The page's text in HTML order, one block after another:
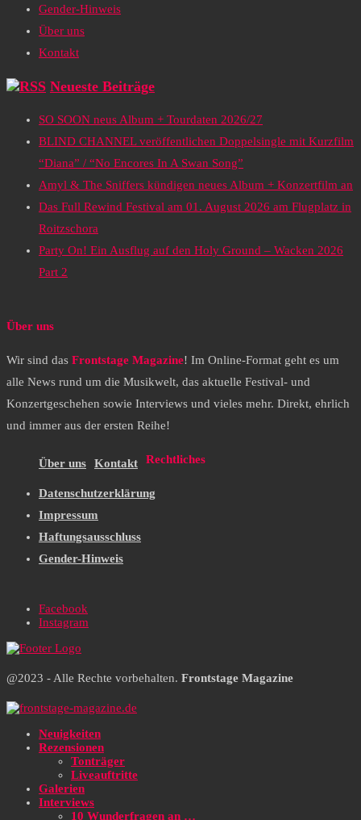
Gender-Hinweis
Über uns
Kontakt
Neueste Beiträge
SO SOON neus Album + Tourdaten 2026/27
BLIND CHANNEL veröffentlichen Doppelsingle mit Kurzfilm
“Diana” / “No Encores In A Swan Song”
Amyl & The Sniffers kündigen neues Album + Konzertfilm an
Das Full Rewind Festival am 01. August 2026 am Flugplatz in
Roitzschora
Party On! Ein Ausflug auf den Holy Ground – Wacken 2026
Part 2
Über uns
Wir sind das Frontstage Magazine! Im Online-Format geht es um
alle News rund um die Musikwelt, das aktuelle Festival- und
Konzertgeschehen sowie Interviews und vieles mehr. Direkt, ehrlich
und immer aus der ersten Reihe!
Über uns Kontakt Rechtliches
Datenschutzerklärung
Impressum
Haftungsausschluss
Gender-Hinweis
Facebook
Instagram
@2023 - Alle Rechte vorbehalten. Frontstage Magazine
Neuigkeiten
Rezensionen
Tonträger
Liveauftritte
Galerien
Interviews
10 Wunderfragen an …